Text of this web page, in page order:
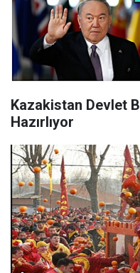
Kazakistan Devlet
Hazırlıyor